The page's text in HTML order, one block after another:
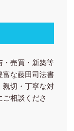
・売買・新築等
富な藤田司法書
親切・丁寧な対
相談くださ